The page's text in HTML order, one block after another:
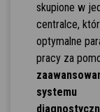
skupione w
centralce,
optymalne
pracy za
systemu